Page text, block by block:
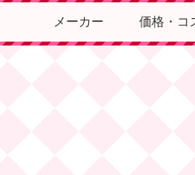
メーカー 価格・コ